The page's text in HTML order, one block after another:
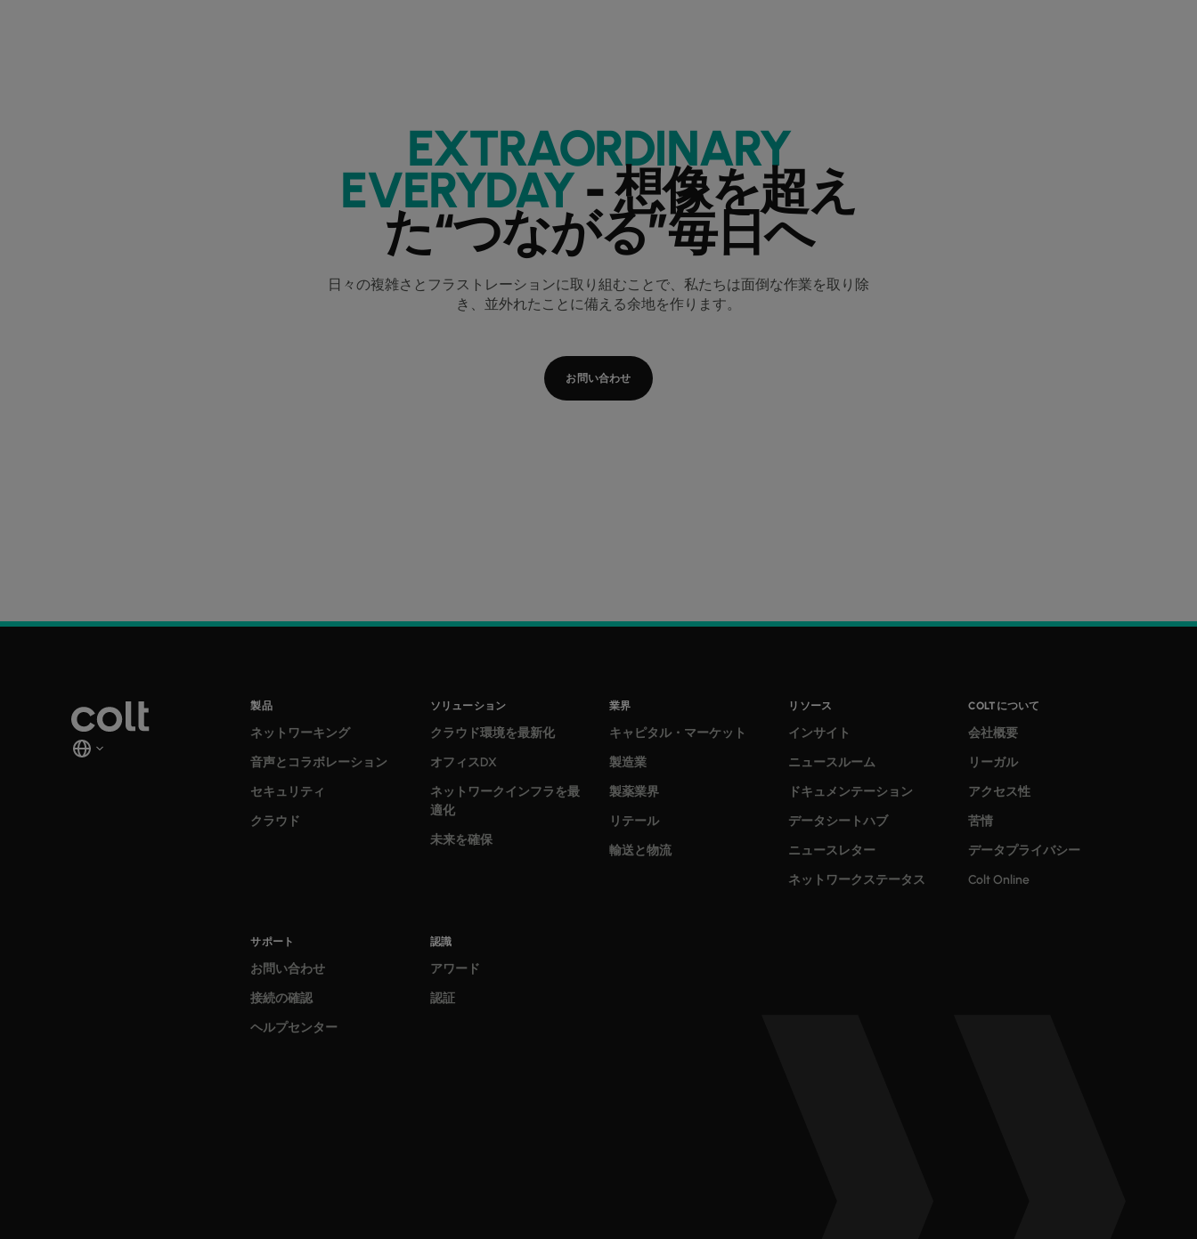
EXTRAORDINARY
EVERYDAY - 想像を超え
た“つながる”毎日へ
日々の複雑さとフラストレーションに取り組むことで、私たちは面倒な作業を取り除
き、並外れたことに備える余地を作ります。
お問い合わせ
製品
ネットワーキング
音声とコラボレーション
セキュリティ
クラウド
ソリューション
クラウド環境を最新化
オフィスDX
ネットワークインフラを最
適化
未来を確保
業界
キャピタル・マーケット
製造業
製薬業界
リテール
輸送と物流
リソース
インサイト
ニュースルーム
ドキュメンテーション
データシートハブ
ニュースレター
ネットワークステータス
COLTについて
会社概要
リーガル
アクセス性
苦情
データプライバシー
Colt Online
サポート
お問い合わせ
接続の確認
ヘルプセンター
認識
アワード
認証